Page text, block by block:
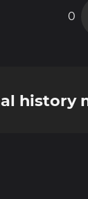
0
history